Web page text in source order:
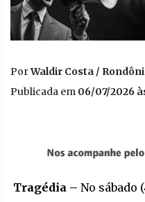
PorWaldir Costa /
Publicada em 06/07/2026
Tragédia – No sábado